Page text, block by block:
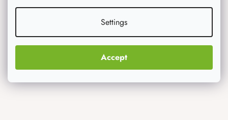
Settings
Accept
Originalni pokloni